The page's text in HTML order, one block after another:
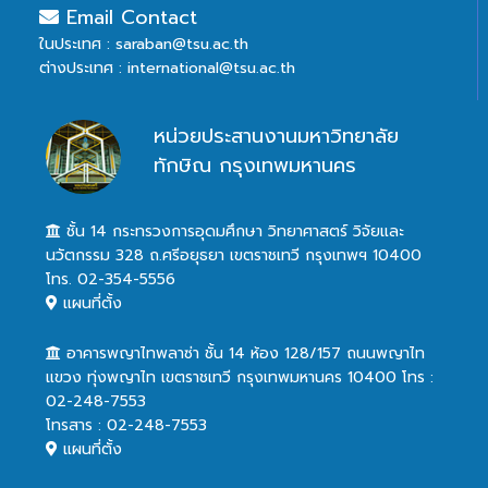
Email Contact
ในประเทศ : saraban@tsu.ac.th
ต่างประเทศ : international@tsu.ac.th
หน่วยประสานงานมหาวิทยาลัย
ทักษิณ กรุงเทพมหานคร
ชั้น 14 กระทรวงการอุดมศึกษา วิทยาศาสตร์ วิจัยและ
นวัตกรรม 328 ถ.ศรีอยุธยา เขตราชเทวี กรุงเทพฯ 10400
โทร. 02-354-5556
แผนที่ตั้ง
อาคารพญาไทพลาซ่า ชั้น 14 ห้อง 128/157 ถนนพญาไท
แขวง ทุ่งพญาไท เขตราชเทวี กรุงเทพมหานคร 10400 โทร :
02-248-7553
โทรสาร : 02-248-7553
แผนที่ตั้ง